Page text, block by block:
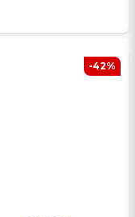
-42%